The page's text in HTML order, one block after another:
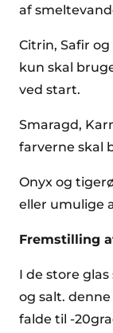
af
Citrin, Safir
kun skal
ved start.
Smaragd,
farverne skal
Onyx og
eller umulige
Fremstilling
I de store
og salt.
falde til -